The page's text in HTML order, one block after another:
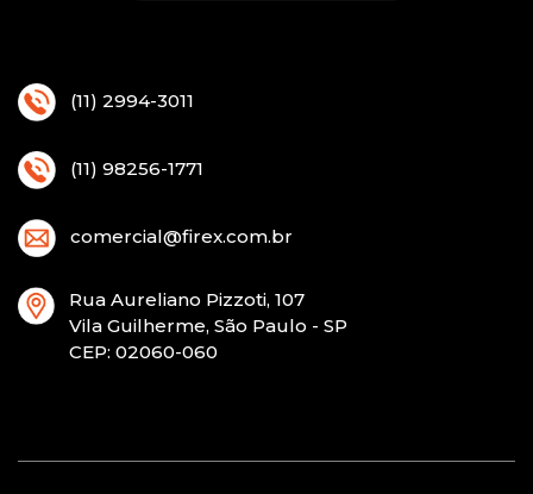
(11) 2994-3011
(11) 98256-1771
comercial@firex.com.br
Rua Aureliano Pizzoti, 107
Vila Guilherme, São Paulo - SP
CEP: 02060-060